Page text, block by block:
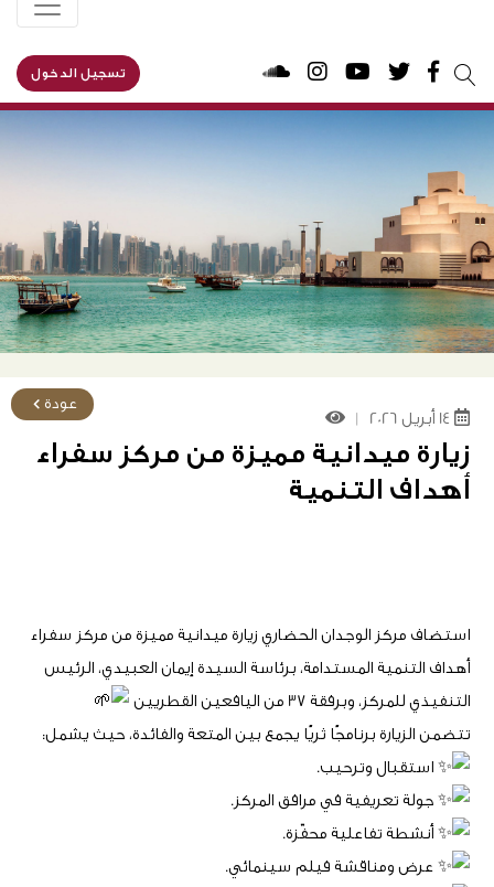
يبحث
تسجيل الدخول
عودة
|
زيارة ميدانية مميزة من مركز سفراء
أهداف التنمية
استضاف مركز الوجدان الحضاري زيارة ميدانية مميزة من مركز سفراء
أهداف التنمية المستدامة، برئاسة السيدة إيمان العبيدي، الرئيس
التنفيذي للمركز، وبرفقة 37 من اليافعين القطريين
تتضمن الزيارة برنامجًا ثريًا يجمع بين المتعة والفائدة، حيث يشمل:
استقبال وترحيب.
جولة تعريفية في مرافق المركز.
أنشطة تفاعلية محفّزة.
عرض ومناقشة فيلم سينمائي.